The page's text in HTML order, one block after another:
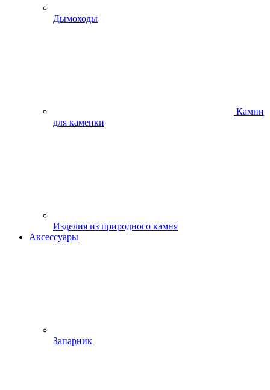
Дымоходы
Камни
для каменки
Изделия из природного камня
Аксессуары
Запарник